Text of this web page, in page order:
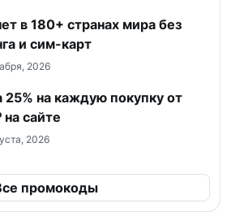
в 180+ странах мира без
и сим-карт
2026
25% на каждую покупку от
сайте
2026
промокоды